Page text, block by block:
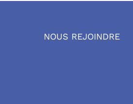
NOUS REJOINDRE